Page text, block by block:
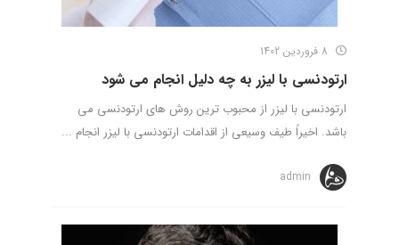
ارتودنسی با لیزر به چه دلیل انجام می شود
ارتودنسی با لیزر از محبوب ترین روش های ارتودنسی می
باشد. اخیراً طیف وسیعی از اقدامات ارتودنسی با لیزر انجام ...
admin